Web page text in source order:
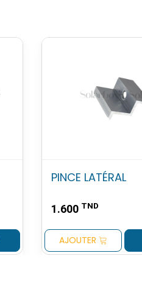
PINCE LATÉRAL
1.600 TND
AJOUTER